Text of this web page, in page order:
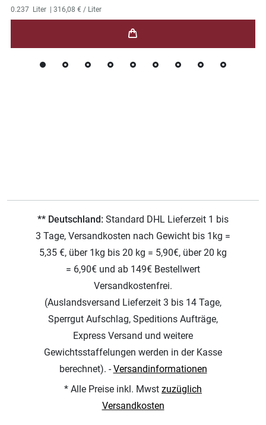
0.237 Liter | 316,08 € / Liter
** Deutschland: Standard DHL Lieferzeit 1 bis
3 Tage, Versandkosten nach Gewicht bis 1kg =
5,35 €, über 1kg bis 20 kg = 5,90€, über 20 kg
= 6,90€ und ab 149€ Bestellwert
Versandkostenfrei.
(Auslandsversand Lieferzeit 3 bis 14 Tage,
Sperrgut Aufschlag, Speditions Aufträge,
Express Versand und weitere
Gewichtsstaffelungen werden in der Kasse
berechnet). -Versandinformationen
* Alle Preise inkl. Mwst zuzüglich
Versandkosten